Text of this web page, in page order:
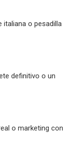
italiana o pesadilla
definitivo o un
o marketing con